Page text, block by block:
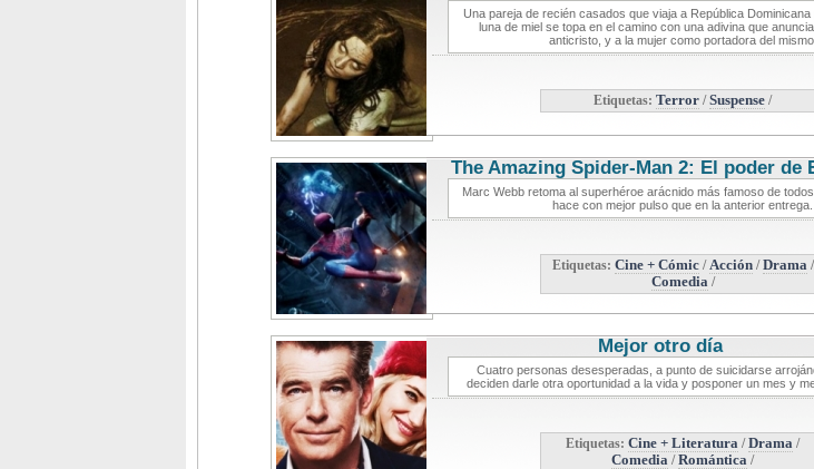
Una pareja de recién casados que viaja a República
luna de miel se topa en el camino con una adivina que
anticristo, y a la mujer como portadora del mismo.
Etiquetas: Terror /Suspense /
The Amazing Spider-Man 2: El poder de
Marc Webb retoma al superhéroe arácnido más famoso de
hace con mejor pulso que en la anterior entrega.
Etiquetas: Cine + Cómic/Acción/Drama/
Comedia/
Mejor otro día
Cuatro personas desesperadas, a punto de suicidarse
deciden darle otra oportunidad a la vida y posponer un mes y
Etiquetas: Cine + Literatura /Drama /
Comedia /Romántica /